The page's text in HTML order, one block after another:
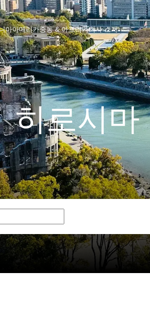
아아메리카중동 & 아프리카회사 소개
히로시마